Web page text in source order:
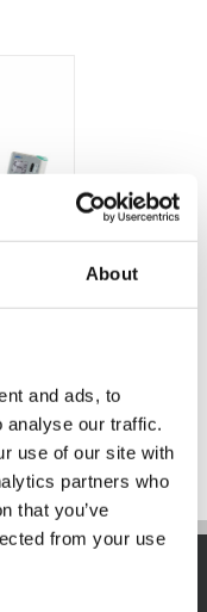
About
and ads, to
analyse our traffic.
use of our site with
partners who
that you’ve
from your use